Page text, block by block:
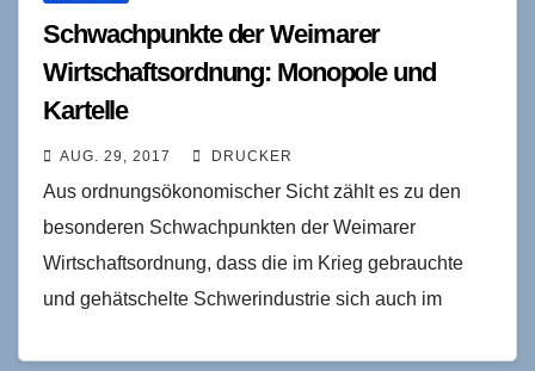
Schwachpunkte der Weimarer
Wirtschaftsordnung: Monopole und
Kartelle
AUG. 29, 2017 DRUCKER
Aus ordnungsökonomischer Sicht zählt es zu den
besonderen Schwachpunkten der Weimarer
Wirtschaftsordnung, dass die im Krieg gebrauchte
und gehätschelte Schwerindustrie sich auch im